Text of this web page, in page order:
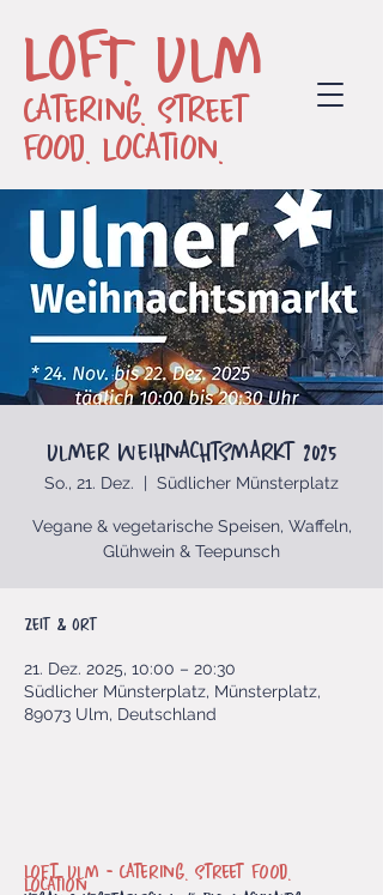
LOFT. Ulm
Catering. Street
Food. Location.
Ulmer Weihnachtsmarkt 2025
So., 21. Dez. Südlicher Münsterplatz
Vegane & vegetarische Speisen, Waffeln,
Glühwein & Teepunsch
Zeit & Ort
21. Dez. 2025, 10:00 – 20:30
Südlicher Münsterplatz, Münsterplatz,
89073 Ulm, Deutschland
Loft. Ulm - Catering. Street Food.
Location.